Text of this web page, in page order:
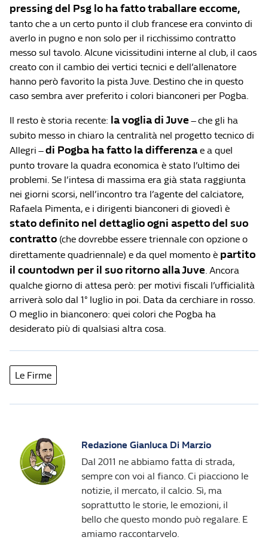
pressing del Psg lo ha fatto traballare eccome,
tanto che a un certo punto il club francese era convinto di
averlo in pugno e non solo per il ricchissimo contratto
messo sul tavolo. Alcune vicissitudini interne al club, il caos
creato con il cambio dei vertici tecnici e dell’allenatore
hanno però favorito la pista Juve. Destino che in questo
caso sembra aver preferito i colori bianconeri per Pogba.
Il resto è storia recente: la voglia di Juve – che gli ha
subito messo in chiaro la centralità nel progetto tecnico di
Allegri –di Pogba ha fatto la differenza e a quel
punto trovare la quadra economica è stato l’ultimo dei
problemi. Se l’intesa di massima era già stata raggiunta
nei giorni scorsi, nell’incontro tra l’agente del calciatore,
Rafaela Pimenta, e i dirigenti bianconeri di giovedì è
stato definito nel dettaglio ogni aspetto del suo
contratto (che dovrebbe essere triennale con opzione o
direttamente quadriennale) e da quel momento è partito
il countodwn per il suo ritorno alla Juve. Ancora
qualche giorno di attesa però: per motivi fiscali l’ufficialità
arriverà solo dal 1° luglio in poi. Data da cerchiare in rosso.
O meglio in bianconero: quei colori che Pogba ha
desiderato più di qualsiasi altra cosa.
Le Firme
Redazione Gianluca Di Marzio
Dal 2011 ne abbiamo fatta di strada,
sempre con voi al fianco. Ci piacciono le
notizie, il mercato, il calcio. Sì, ma
soprattutto le storie, le emozioni, il
bello che questo mondo può regalare. E
amiamo raccontarvelo.